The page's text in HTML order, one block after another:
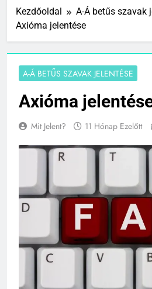
Kezdőoldal
A-Á betűs szavak
Axióma jelentése
A-Á BETŰS SZAVAK JELENTÉSE
Axióma
Mit Jelent? 11 Hónap Ezelőtt